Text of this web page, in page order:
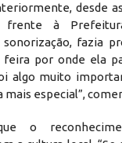
desde
frente à
fazia
feira por onde ela
algo muito
mais especial”,
o